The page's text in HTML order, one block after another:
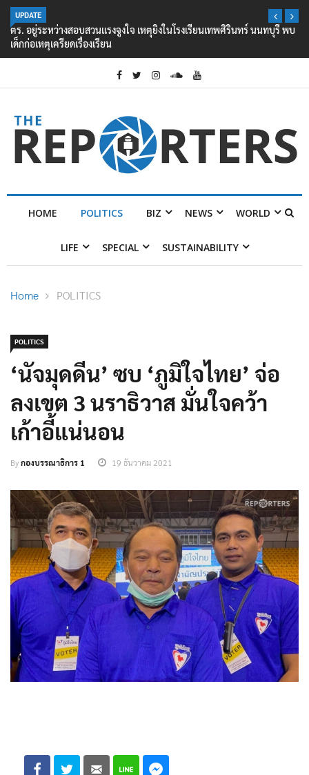
UPDATE
ตร. อยู่ระหว่างสอบสวนแรงจูงใจ เหตุยิงในโรงเรียนเทพศิรินทร์ นนทบุรี พบ
เด็กก่อเหตุเครียดเรื่องเรียน
HOME POLITICS BIZ NEWS WORLD
LIFE SPECIAL SUSTAINABILITY
Home POLITICS
POLITICS
‘นัจมุดดีน’ ซบ ‘ภูมิใจไทย’ จ่อ
ลงเขต 3 นราธิวาส มั่นใจคว้า
เก้าอี้แน่นอน
Byกองบรรณาธิการ 1 19 ธันวาคม 2021